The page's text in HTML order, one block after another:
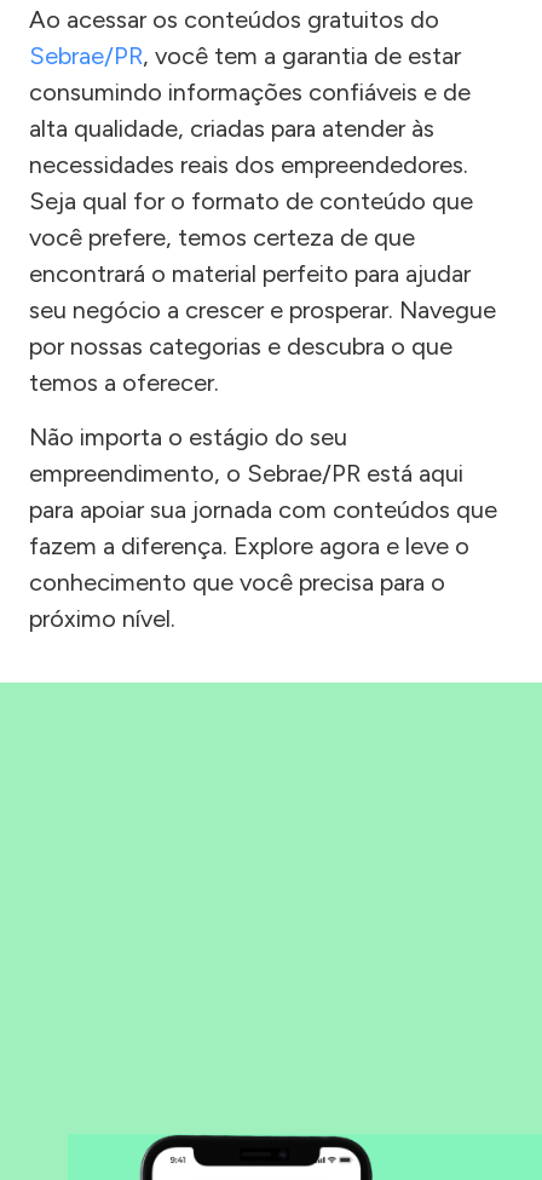
Ao acessar os conteúdos gratuitos do
Sebrae/PR, você tem a garantia de estar
consumindo informações confiáveis e de
alta qualidade, criadas para atender às
necessidades reais dos empreendedores.
Seja qual for o formato de conteúdo que
você prefere, temos certeza de que
encontrará o material perfeito para ajudar
seu negócio a crescer e prosperar. Navegue
por nossas categorias e descubra o que
temos a oferecer.
Não importa o estágio do seu
empreendimento, o Sebrae/PR está aqui
para apoiar sua jornada com conteúdos que
fazem a diferença. Explore agora e leve o
conhecimento que você precisa para o
próximo nível.